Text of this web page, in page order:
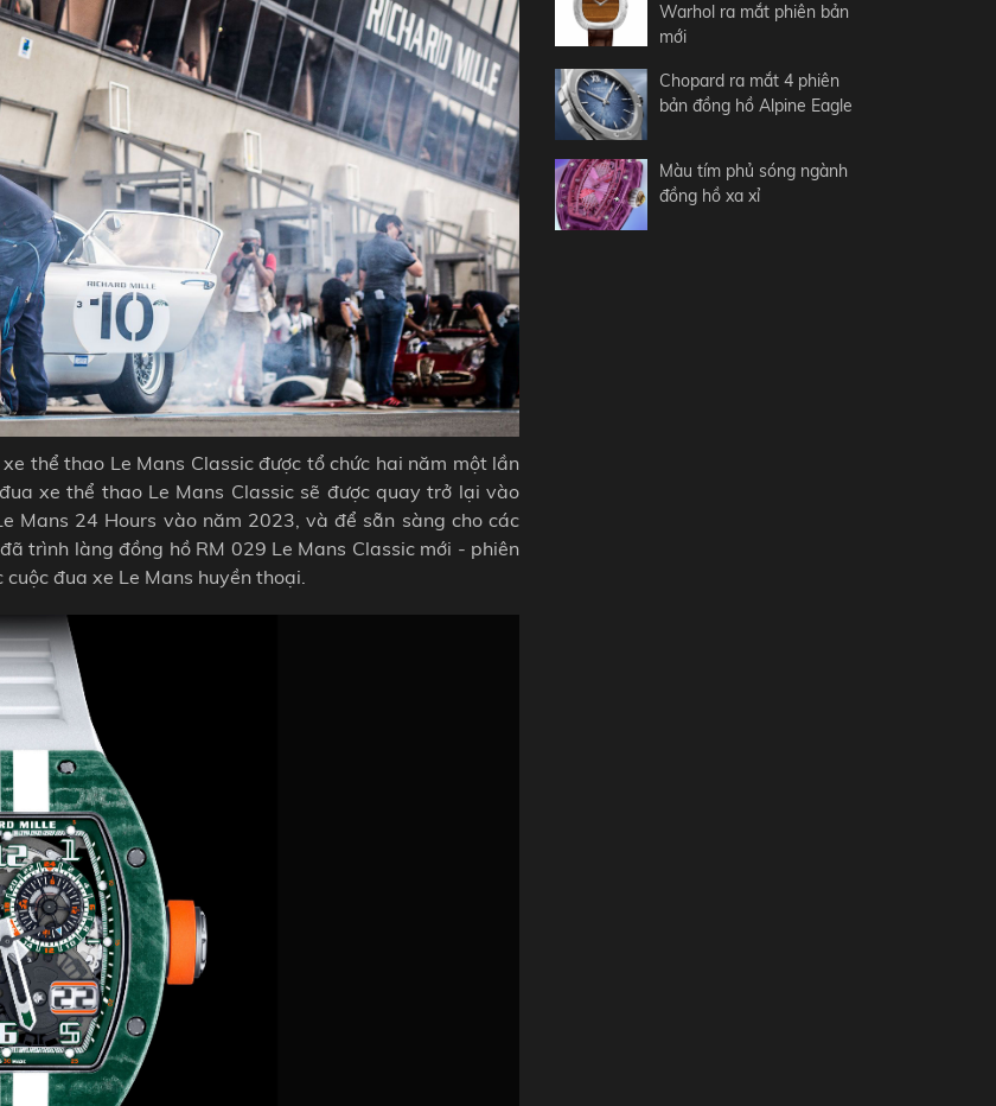
thể thao Le Mans Classic được tổ chức hai năm một lần
xe thể thao Le Mans Classic sẽ được quay trở lại vào
Mans 24 Hours vào năm 2023, và để sẵn sàng cho các
trình làng đồng hồ RM 029 Le Mans Classic mới - phiên
đua xe Le Mans huyền thoại.
Warhol ra mắt phiên bản
mới
Chopard ra mắt 4 phiên
bản đồng hồ Alpine Eagle
Màu tím phủ sóng ngành
đồng hồ xa xỉ